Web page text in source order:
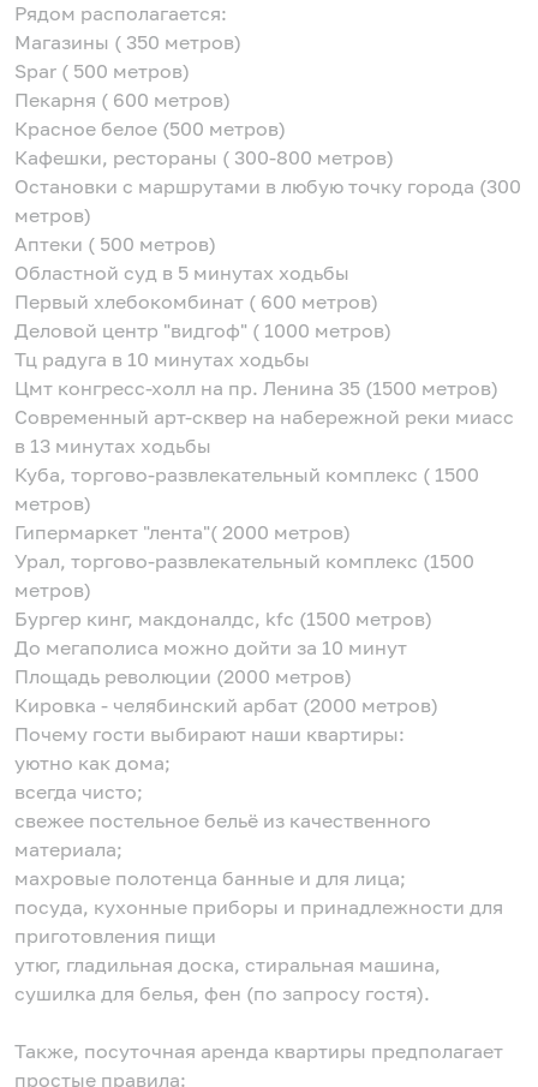
Рядом располагается:
Магазины ( 350 метров)
Spar ( 500 метров)
Пекарня ( 600 метров)
Красное белое (500 метров)
Кафешки, рестораны ( 300-800 метров)
Остановки с маршрутами в любую точку города (300
метров)
Аптеки ( 500 метров)
Областной суд в 5 минутах ходьбы
Первый хлебокомбинат ( 600 метров)
Деловой центр "видгоф" ( 1000 метров)
Тц радуга в 10 минутах ходьбы
Цмт конгресс-холл на пр. Ленина 35 (1500 метров)
Современный арт-сквер на набережной реки миасс
в 13 минутах ходьбы
Куба, торгово-развлекательный комплекс ( 1500
метров)
Гипермаркет "лента"( 2000 метров)
Урал, торгово-развлекательный комплекс (1500
метров)
Бургер кинг, макдоналдс, kfc (1500 метров)
До мегаполиса можно дойти за 10 минут
Площадь революции (2000 метров)
Кировка - челябинский арбат (2000 метров)
Почему гости выбирают наши квартиры:
уютно как дома;
всегда чисто;
свежее постельное бельё из качественного
материала;
махровые полотенца банные и для лица;
посуда, кухонные приборы и принадлежности для
приготовления пищи
утюг, гладильная доска, стиральная машина,
сушилка для белья, фен (по запросу гостя).
Также, посуточная аренда квартиры предполагает
простые правила: